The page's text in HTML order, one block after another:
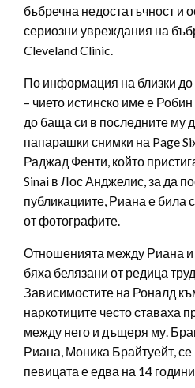
бъбречна недостатъчност и
сериозни увреждания на
Cleveland Clinic.
По информация на близки до
– чието истинско име е
до баща си в последните му
папарашки снимки на Page
Раджад Фенти, който
Sinai в Лос Анджелис, за да
публикациите, Риана е била
от фотографите.
Отношенията между Риана и
бяха белязани от редица
Зависимостите на Роналд
наркотиците често ставаха
между него и дъщеря му.
Риана, Моника Брайтуейт, се
певицата е едва на 14